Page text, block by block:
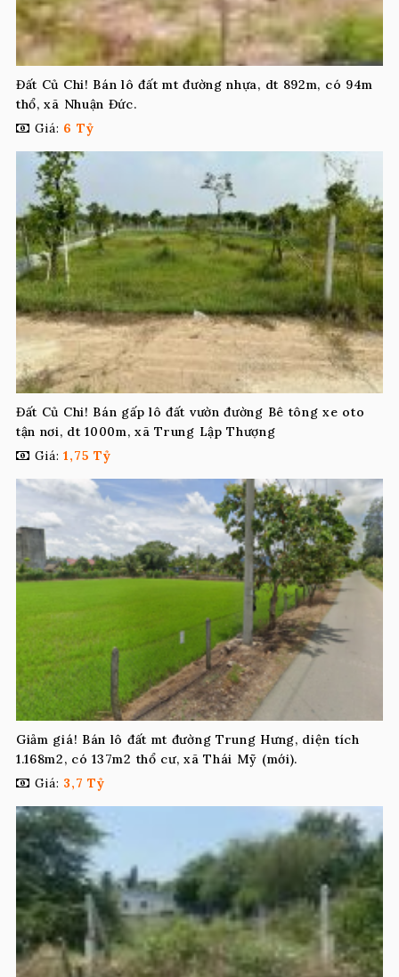
Đất Củ Chi! Bán lô đất mt đường nhựa, dt 892m, có 94m
thổ, xã Nhuận Đức.
Giá: 6 Tỷ
Đất Củ Chi! Bán gấp lô đất vườn đường Bê tông xe oto
tận nơi, dt 1000m, xã Trung Lập Thượng
Giá: 1,75 Tỷ
Giảm giá! Bán lô đất mt đường Trung Hưng, diện tích
1.168m2, có 137m2 thổ cư, xã Thái Mỹ (mới).
Giá: 3,7 Tỷ